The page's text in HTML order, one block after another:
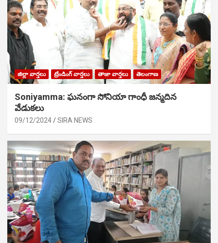
జిల్లా వార్తలు ట్రేండింగ్ వార్తలు తాజా వార్తలు తెలంగాణ
Soniyamma: ఘ‌నంగా సోనియా గాంధీ జ‌న్మ‌దిన
వేడుక‌లు
09/12/2024 SIRA NEWS